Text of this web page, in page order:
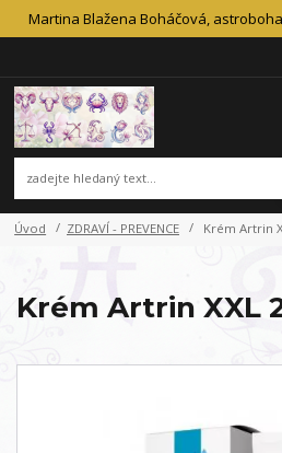
Martina Blažena Boháčová,
Úvod ZDRAVÍ - PREVENCE Krém Artrin
Krém Artrin XXL